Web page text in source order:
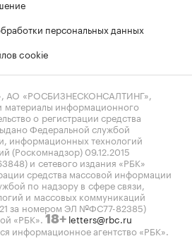
персональных данных
cookie
«РОСБИЗНЕСКОНСАЛТИНГ»,
материалы информационного
о регистрации средства
Федеральной службой
информационных технологий
(Роскомнадзор) 09.12.2015
и сетевого издания «РБК»
средства массовой информации
по надзору в сфере связи,
и массовых коммуникаций
за номером ЭЛ №ФС77-82385)
«РБК». 18+ letters@rbc.ru
информационное агентство «РБК».